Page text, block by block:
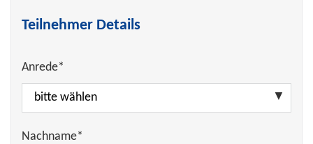
Teilnehmer Details
Anrede*
Nachname*